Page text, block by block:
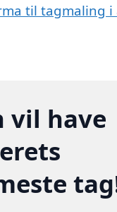
til tagmaling i
vil have